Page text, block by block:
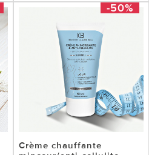
-50%
Crème chauffante